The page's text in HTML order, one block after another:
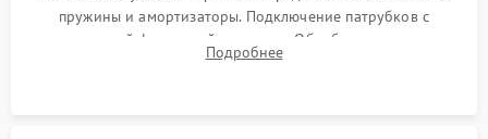
пружины и амортизаторы. Подключение патрубков с
надежной фиксацией хомутами. Обработка стыков
герметиком для предотвращения возможных протечек воды.
Подробнее